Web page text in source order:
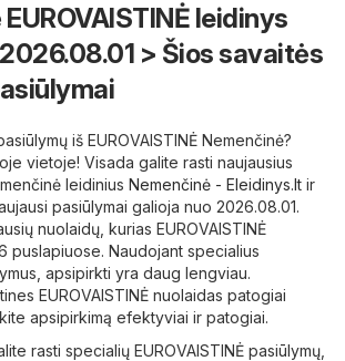
leidinys
> Šios savaitės
iš EUROVAISTINĖ Nemenčinė?
vietoje! Visada galite rasti naujausius
leidinius Nemenčinė - Eleidinys.lt ir
pasiūlymai galioja nuo 2026.08.01.
nuolaidų, kurias EUROVAISTINĖ
puslapiuose. Naudojant specialius
apsipirkti yra daug lengviau.
EUROVAISTINĖ nuolaidas patogiai
apsipirkimą efektyviai ir patogiai.
rasti specialių EUROVAISTINĖ pasiūlymų,